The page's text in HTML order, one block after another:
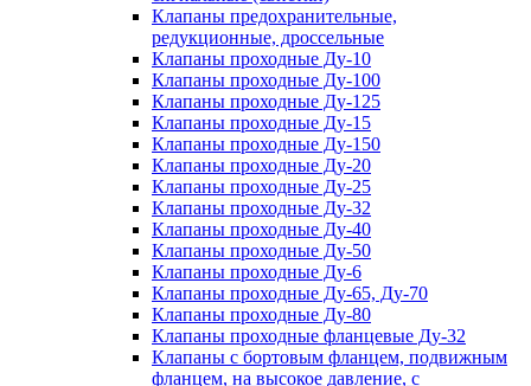
Клапаны предохранительные,
редукционные, дроссельные
Клапаны проходные Ду-10
Клапаны проходные Ду-100
Клапаны проходные Ду-125
Клапаны проходные Ду-15
Клапаны проходные Ду-150
Клапаны проходные Ду-20
Клапаны проходные Ду-25
Клапаны проходные Ду-32
Клапаны проходные Ду-40
Клапаны проходные Ду-50
Клапаны проходные Ду-6
Клапаны проходные Ду-65, Ду-70
Клапаны проходные Ду-80
Клапаны проходные фланцевые Ду-32
Клапаны с бортовым фланцем, подвижным
фланцем, на высокое давление, с